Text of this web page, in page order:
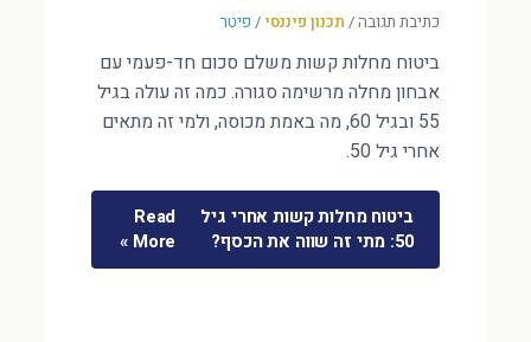
כתיבת תגובה/ תכנון פיננסי/ פיטר
ביטוח מחלות קשות משלם סכום חד-פעמי עם
אבחון מחלה מרשימה סגורה. כמה זה עולה בגיל
55 ובגיל 60, מה באמת מכוסה, ולמי זה מתאים
אחרי גיל 50.
ביטוח מחלות קשות אחרי גיל
50: מתי זה שווה את הכסף?
Read
More »